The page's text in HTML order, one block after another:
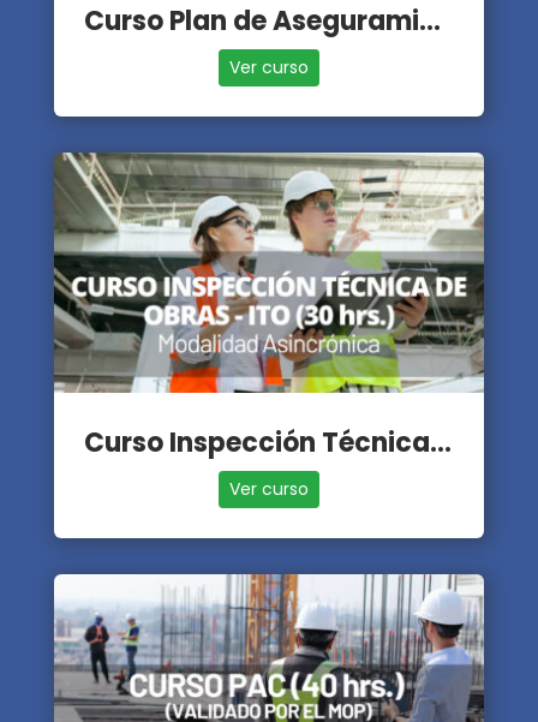
Curso Plan de Aseguramiento de la Calidad - PAC
Ver curso
Curso Inspección Técnica de Obras - ITO
Ver curso